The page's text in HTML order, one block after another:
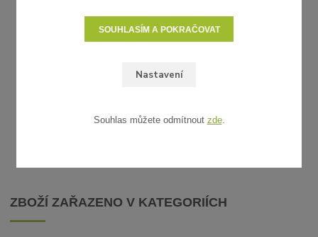
STAHOVACÍ PÁSKY - TRANSPARENTNÍ,
98X2,5 MM, 100 KS
ZBOŽÍ ZAŘAZENO V KATEGORIÍCH
Nastavení
SOUHLASÍM A POKRAČOVAT
Souhlas můžete odmítnout zde.